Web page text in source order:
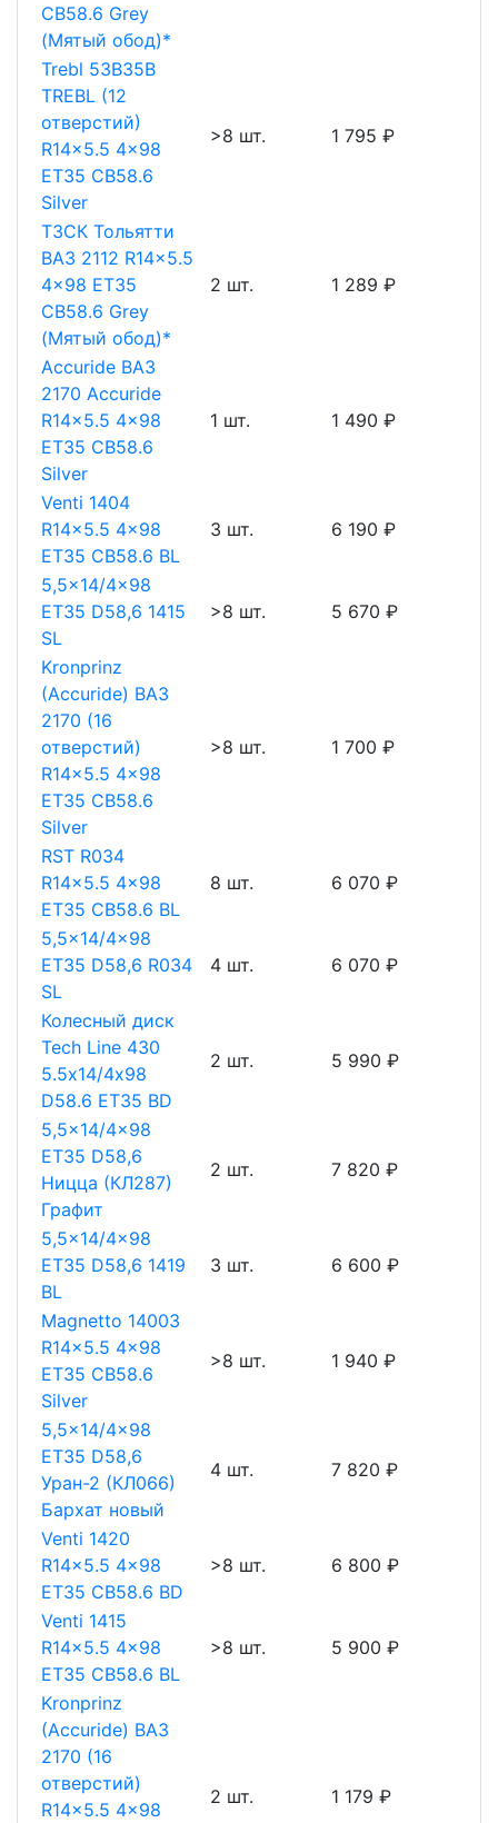
CB58.6 Grey
(Мятый обод)*
Trebl 53B35B
TREBL (12
отверстий)
R14x5.5 4x98
ET35 CB58.6
Silver
>8 шт. 1 795 ₽
ТЗСК Тольятти
ВАЗ 2112 R14x5.5
4x98 ET35
CB58.6 Grey
(Мятый обод)*
2 шт. 1 289 ₽
Accuride ВАЗ
2170 Accuride
R14x5.5 4x98
ET35 CB58.6
Silver
1 шт. 1 490 ₽
Venti 1404
R14x5.5 4x98
ET35 CB58.6 BL
3 шт. 6 190 ₽
5,5x14/4x98
ET35 D58,6 1415
SL
>8 шт. 5 670 ₽
Kronprinz
(Accuride) ВАЗ
2170 (16
отверстий)
R14x5.5 4x98
ET35 CB58.6
Silver
>8 шт. 1 700 ₽
RST R034
R14x5.5 4x98
ET35 CB58.6 BL
8 шт. 6 070 ₽
5,5x14/4x98
ET35 D58,6 R034
SL
4 шт. 6 070 ₽
Колесный диск
Tech Line 430
5.5х14/4х98
D58.6 ET35 BD
2 шт. 5 990 ₽
5,5x14/4x98
ET35 D58,6
Ницца (КЛ287)
Графит
2 шт. 7 820 ₽
5,5x14/4x98
ET35 D58,6 1419
BL
3 шт. 6 600 ₽
Magnetto 14003
R14x5.5 4x98
ET35 CB58.6
Silver
>8 шт. 1 940 ₽
5,5x14/4x98
ET35 D58,6
Уран-2 (КЛ066)
Бархат новый
4 шт. 7 820 ₽
Venti 1420
R14x5.5 4x98
ET35 CB58.6 BD
>8 шт. 6 800 ₽
Venti 1415
R14x5.5 4x98
ET35 CB58.6 BL
>8 шт. 5 900 ₽
Kronprinz
(Accuride) ВАЗ
2170 (16
отверстий)
R14x5.5 4x98
2 шт. 1 179 ₽